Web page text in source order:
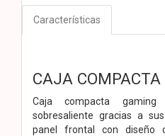
Características
CAJA
Caja compacta
sobresaliente gracias a
panel frontal con diseño